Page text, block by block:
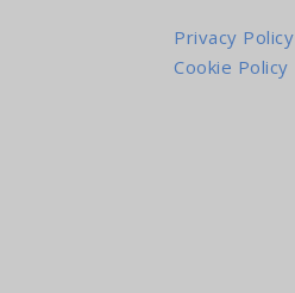
Privacy Policy
Cookie Policy